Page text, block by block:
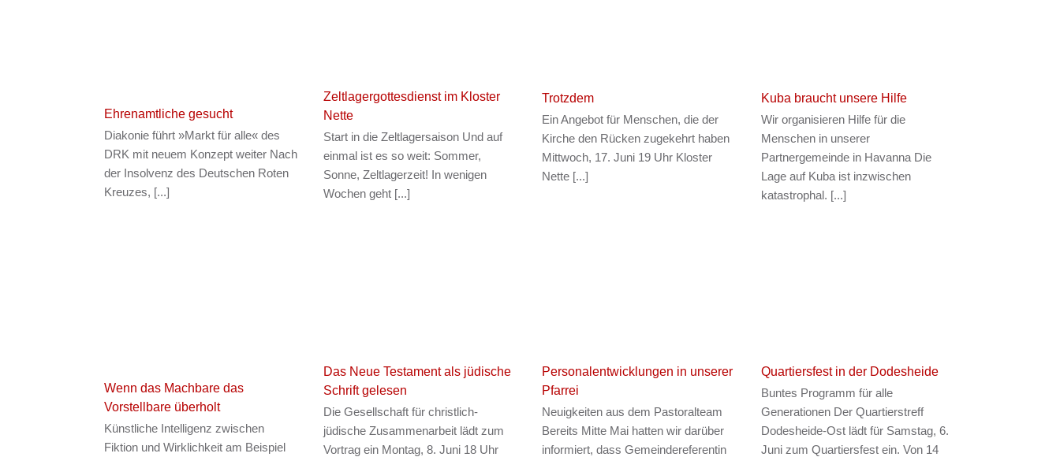
Ehrenamtliche gesucht
Diakonie führt »Markt für alle« des
DRK mit neuem Konzept weiter Nach
der Insolvenz des Deutschen Roten
Kreuzes, [...]
Zeltlagergottesdienst im Kloster
Nette
Start in die Zeltlagersaison Und auf
einmal ist es so weit: Sommer,
Sonne, Zeltlagerzeit! In wenigen
Wochen geht [...]
Trotzdem
Ein Angebot für Menschen, die der
Kirche den Rücken zugekehrt haben
Mittwoch, 17. Juni 19 Uhr Kloster
Nette [...]
Kuba braucht unsere Hilfe
Wir organisieren Hilfe für die
Menschen in unserer
Partnergemeinde in Havanna Die
Lage auf Kuba ist inzwischen
katastrophal. [...]
Wenn das Machbare das
Vorstellbare überholt
Künstliche Intelligenz zwischen
Fiktion und Wirklichkeit am Beispiel
Das Neue Testament als jüdische
Schrift gelesen
Die Gesellschaft für christlich-
jüdische Zusammenarbeit lädt zum
Vortrag ein Montag, 8. Juni 18 Uhr
Personalentwicklungen in unserer
Pfarrei
Neuigkeiten aus dem Pastoralteam
Bereits Mitte Mai hatten wir darüber
informiert, dass Gemeindereferentin
Quartiersfest in der Dodesheide
Buntes Programm für alle
Generationen Der Quartierstreff
Dodesheide-Ost lädt für Samstag, 6.
Juni zum Quartiersfest ein. Von 14